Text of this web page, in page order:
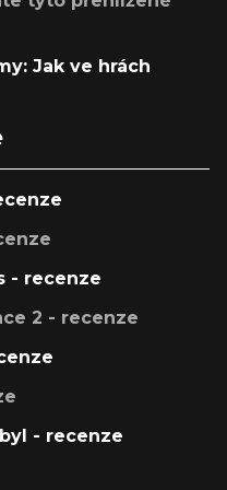
Jak ve hrách
- recenze
2 - recenze
- recenze